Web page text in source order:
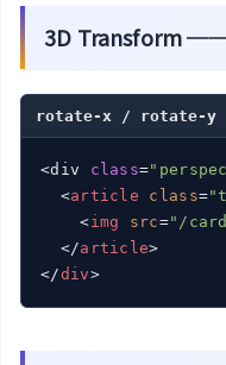
3D Transform
rotate-x / rotate-y /
<div class=
<article class=
<img src="/
</article>
</div>